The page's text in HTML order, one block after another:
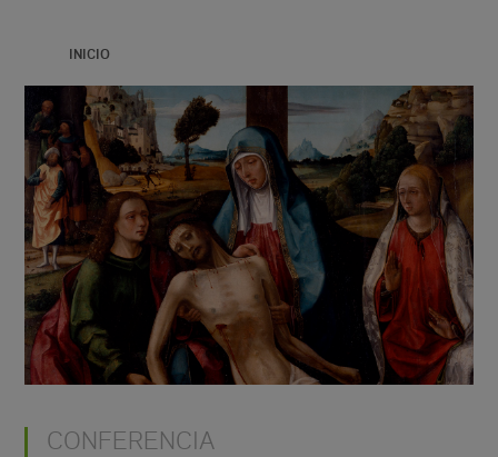
INICIO
CONFERENCIA